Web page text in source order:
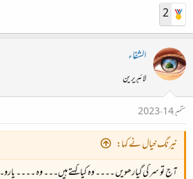
2
الشفاء
لائبریرین
ستمبر 14، 2023
نیرنگ خیال نے کہا:
آج تو سر کی گیارھویں ۔۔۔۔ وہ کیا کہتے ہیں۔۔۔ وہ ۔۔۔۔